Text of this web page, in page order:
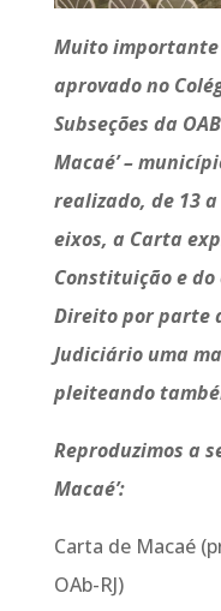
Muito importante
aprovado no
Subseções da
Macaé’ –
realizado, de 13
eixos, a Carta
Constituição e
Direito por parte
Judiciário uma
pleiteando
Reproduzimos a
Macaé’:
Carta de Macaé
OAb-RJ)